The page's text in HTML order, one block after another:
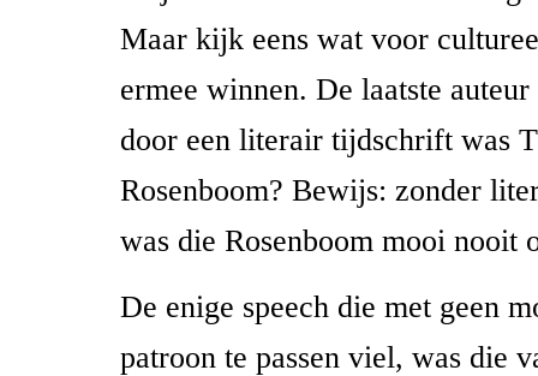
Maar kijk eens wat voor
ermee winnen. De laatste
door een literair tijdschrift was
Rosenboom? Bewijs: zonder
was die Rosenboom mooi nooit
De enige speech die met geen
patroon te passen viel, was die